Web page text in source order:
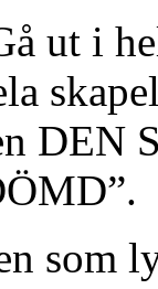
ut i
DEN
som